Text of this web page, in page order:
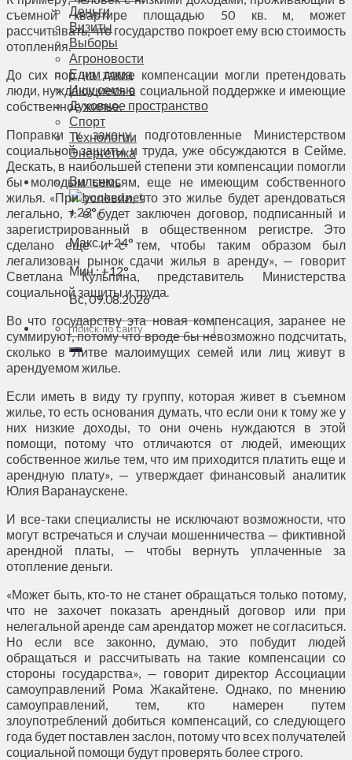
Деньги
Визиты
Выборы
Агроновости
Едим дома
Ищу семью
Духовное пространство
Спорт
Технологии
Энергетика
Вильнюс
+23°C
Макс.:+24°
Мин.:+12°
Вс, 09.08.2026
съемной квартире площадью 50 кв. м, может
рассчитывать, что государство покроет ему всю стоимость
отопления.
До сих пор на такие компенсации могли претендовать
люди, нуждающиеся в социальной поддержке и имеющие
собственное жилье.
Поправки к закону, подготовленные Министерством
социальной защиты и труда, уже обсуждаются в Сейме.
Дескать, в наибольшей степени эти компенсации помогли
бы молодым семьям, еще не имеющим собственного
жилья. «При условии, что это жилье будет арендоваться
легально, т. е. будет заключен договор, подписанный и
зарегистрированный в общественном регистре. Это
сделано еще и с тем, чтобы таким образом был
легализован рынок сдачи жилья в аренду», — говорит
Светлана Кульпина, представитель Министерства
социальной защиты и труда.
Во что государству эта новая компенсация, заранее не
суммируют, потому что вроде бы невозможно подсчитать,
сколько в Литве малоимущих семей или лиц живут в
арендуемом жилье.
Если иметь в виду ту группу, которая живет в съемном
жилье, то есть основания думать, что если они к тому же у
них низкие доходы, то они очень нуждаются в этой
помощи, потому что отличаются от людей, имеющих
собственное жилье тем, что им приходится платить еще и
арендную плату», — утверждает финансовый аналитик
Юлия Варанаускене.
И все-таки специалисты не исключают возможности, что
могут встречаться и случаи мошенничества — фиктивной
арендной платы, — чтобы вернуть уплаченные за
отопление деньги.
«Может быть, кто-то не станет обращаться только потому,
что не захочет показать арендный договор или при
нелегальной аренде сам арендатор может не согласиться.
Но если все законно, думаю, это побудит людей
обращаться и рассчитывать на такие компенсации со
стороны государства», — говорит директор Ассоциации
самоуправлений Рома Жакайтене. Однако, по мнению
самоуправлений, тем, кто намерен путем
злоупотреблений добиться компенсаций, со следующего
года будет поставлен заслон, потому что всех получателей
социальной помощи будут проверять более строго.